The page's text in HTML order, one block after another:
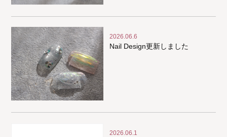
2026.06.6
Nail Design更新しました
2026.06.1